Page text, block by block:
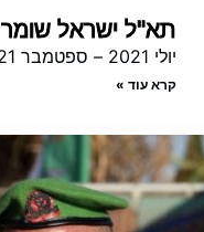
תא"ל ישראל שומר
יולי 2021 – ספטמבר 2021
קרא עוד »